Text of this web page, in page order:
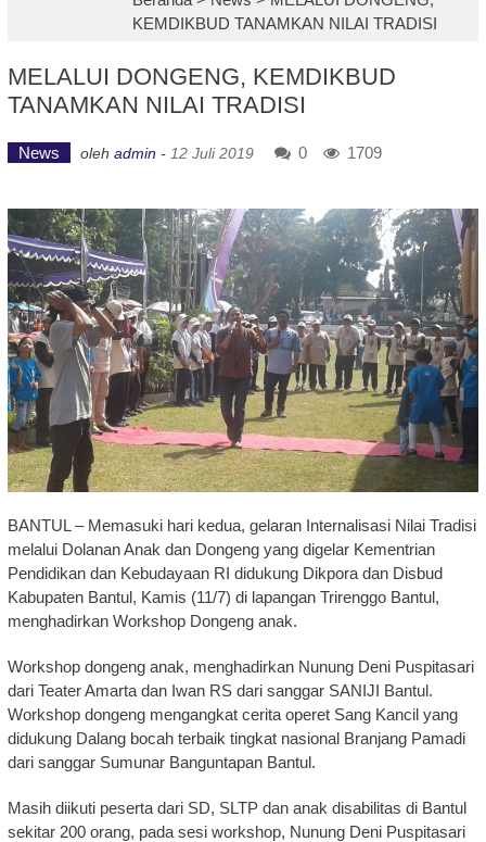
KEMDIKBUD TANAMKAN NILAI TRADISI
MELALUI DONGENG, KEMDIKBUD
TANAMKAN NILAI TRADISI
News oleh admin - 12 Juli 2019 0 1709
BANTUL – Memasuki hari kedua, gelaran Internalisasi Nilai Tradisi
melalui Dolanan Anak dan Dongeng yang digelar Kementrian
Pendidikan dan Kebudayaan RI didukung Dikpora dan Disbud
Kabupaten Bantul, Kamis (11/7) di lapangan Trirenggo Bantul,
menghadirkan Workshop Dongeng anak.
Workshop dongeng anak, menghadirkan Nunung Deni Puspitasari
dari Teater Amarta dan Iwan RS dari sanggar SANIJI Bantul.
Workshop dongeng mengangkat cerita operet Sang Kancil yang
didukung Dalang bocah terbaik tingkat nasional Branjang Pamadi
dari sanggar Sumunar Banguntapan Bantul.
Masih diikuti peserta dari SD, SLTP dan anak disabilitas di Bantul
sekitar 200 orang, pada sesi workshop, Nunung Deni Puspitasari